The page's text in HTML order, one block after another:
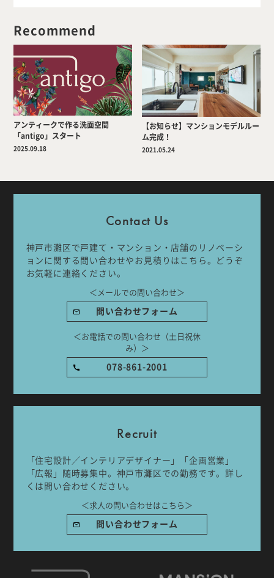
Recommend
アンティークで作る洗面空間
「antigo」スタート
2025.09.18
【お知らせ】マンションモデルルー
ム完成！
2021.05.24
Contact Us
神戸市灘区で戸建て・マンション・店舗のリノベーシ
ョンに関する問い合わせやお見積りはこちら。どうぞ
お気軽に連絡ください。
＜メールでの問い合わせ＞
問い合わせフォーム
＜お電話での問い合わせ（土日祝休
み）＞
078-861-2001
Recruit
「住宅設計／インテリアデザイナー」「企画営業」
「広報」随時募集中。神戸市灘区での勤務です。詳し
くは問い合わせください。
＜求人の問い合わせはこちら＞
問い合わせフォーム
IDA DESIGN by 株式会社 IDA Company
〒657-0831
TEL.078-861-2001（営業時間：09:00〜17:00 土日祝休み）
Services
Team
Journal
Topics
Recruit
Room Tour
ご相談はこちらから